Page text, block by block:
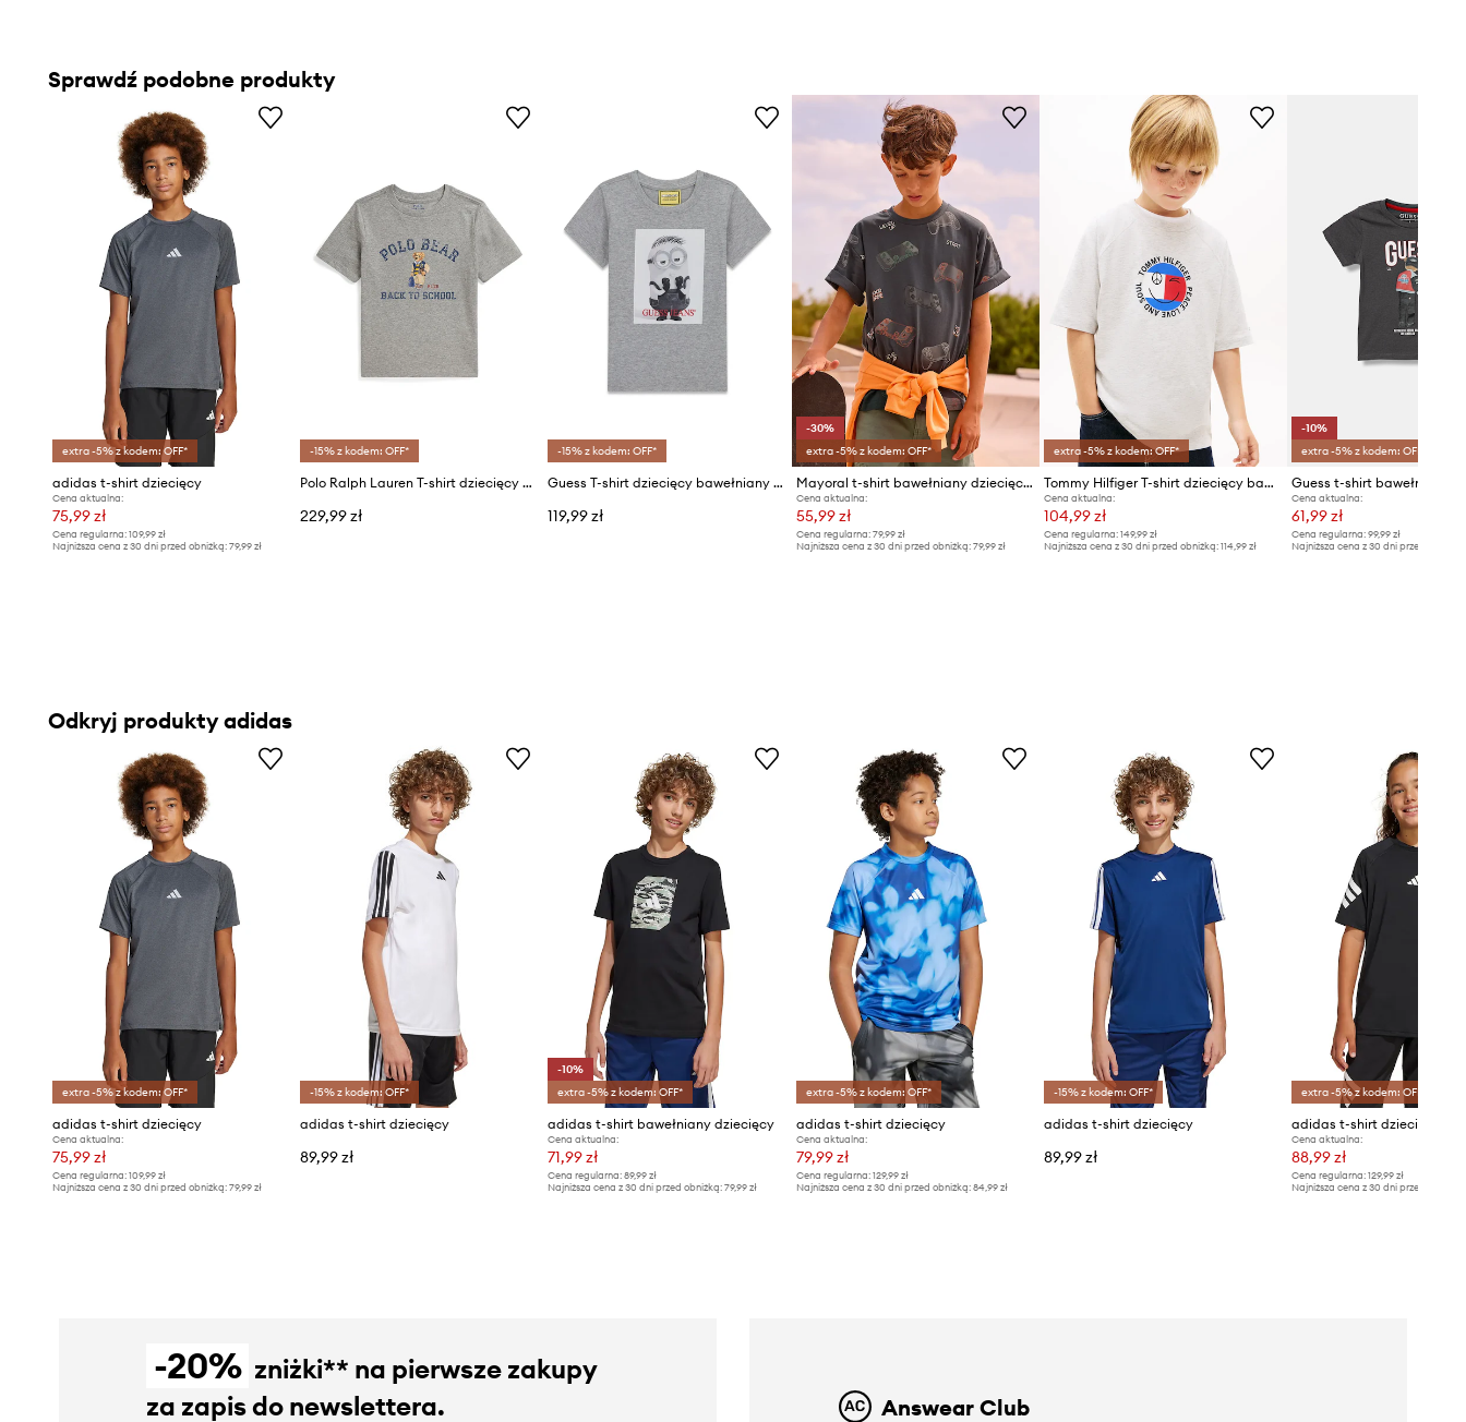
ID Produktu
Sprawdź podobne produkty
extra -5% z kodem: OFF*
adidas t-shirt dziecięcy
Cena aktualna:
75,99 zł
Cena regularna: 109,99 zł
Najniższa cena z 30 dni przed obniżką: 79,99 zł
-15% z kodem: OFF*
Polo Ralph Lauren T-shirt dziecięcy bawełniany
229,99 zł
-15% z kodem: OFF*
Guess T-shirt dziecięcy bawełniany GJ X MINIONS
119,99 zł
-30%
extra -5% z kodem: OFF*
Mayoral t-shirt bawełniany dziecięcy
Cena aktualna:
55,99 zł
Cena regularna: 79,99 zł
Najniższa cena z 30 dni przed obniżką: 79,99 zł
extra -5% z kodem: OFF*
Tommy Hilfiger T-shirt dziecięcy bawełniany
Cena aktualna:
104,99 zł
Cena regularna:149,99 zł
Najniższa cena z 30 dni przed obniżką:114,99 zł
-10%
extra -5% z kodem: OFF*
Guess t-shirt bawełniany
Cena aktualna:
61,99 zł
Cena regularna: 99,99 zł
Najniższa cena z 30 dni przed obniżką:
Odkryj produkty adidas
extra -5% z kodem: OFF*
adidas t-shirt dziecięcy
Cena aktualna:
75,99 zł
Cena regularna: 109,99 zł
Najniższa cena z 30 dni przed obniżką: 79,99 zł
-15% z kodem: OFF*
adidas t-shirt dziecięcy
89,99 zł
-10%
extra -5% z kodem: OFF*
adidas t-shirt bawełniany dziecięcy
Cena aktualna:
71,99 zł
Cena regularna: 89,99 zł
Najniższa cena z 30 dni przed obniżką: 79,99 zł
extra -5% z kodem: OFF*
adidas t-shirt dziecięcy
Cena aktualna:
79,99 zł
Cena regularna: 129,99 zł
Najniższa cena z 30 dni przed obniżką: 84,99 zł
-15% z kodem: OFF*
adidas t-shirt dziecięcy
89,99 zł
extra -5% z kodem: OFF*
adidas t-shirt dziecięcy
Cena aktualna:
88,99 zł
Cena regularna: 129,99 zł
Najniższa cena z 30 dni przed obniżką:
-20% zniżki** na pierwsze zakupy
za zapis do newslettera.
Answear Club